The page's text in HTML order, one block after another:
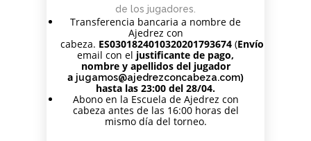
de los jugadores.
Transferencia bancaria a nombre de
Ajedrez con
cabeza. ES0301824010320201793674 (Envío
email con el justificante de pago,
nombre y apellidos del jugador
a jugamos@ajedrezconcabeza.com)
hasta las 23:00 del 28/04.
Abono en la Escuela de Ajedrez con
cabeza antes de las 16:00 horas del
mismo día del torneo.